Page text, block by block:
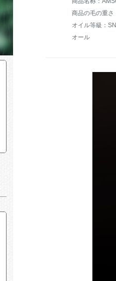
商品の毛の重さ
オイル等級：SN
オール